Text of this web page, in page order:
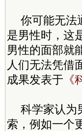
你可能无法
是男性时，这
男性的面部就
人们无法凭借
成果发表于
科学家认为
索，例如一个